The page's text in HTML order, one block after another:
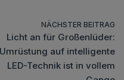
NÄCHSTER BEITRAG
Licht an für Großenlüder:
Umrüstung auf intelligente
LED-Technik ist in vollem